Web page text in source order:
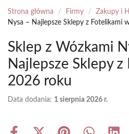
Strona główna / Firmy / Zakupy i
Nysa – Najlepsze Sklepy z Fotelikami
Sklep z Wózkami
Najlepsze Sklepy
2026 roku
Data dodania: 1 sierpnia 2026 r.